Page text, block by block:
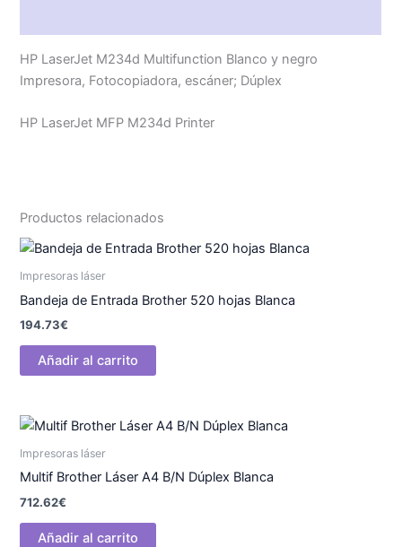
HP LaserJet M234d Multifunction Blanco y negro
Impresora, Fotocopiadora, escáner; Dúplex
HP LaserJet MFP M234d Printer
Productos relacionados
Impresoras láser
Bandeja de Entrada Brother 520 hojas Blanca
194.73€
Añadir al carrito
Impresoras láser
Multif Brother Láser A4 B/N Dúplex Blanca
712.62€
Añadir al carrito